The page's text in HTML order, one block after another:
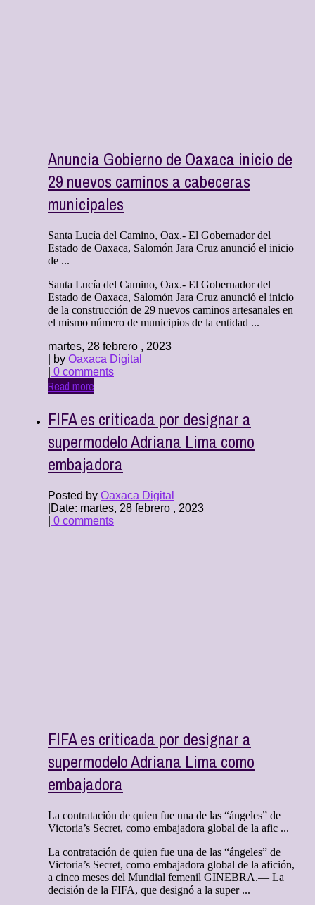
Anuncia Gobierno de Oaxaca inicio de
29 nuevos caminos a cabeceras
municipales
Santa Lucía del Camino, Oax.- El Gobernador del
Estado de Oaxaca, Salomón Jara Cruz anunció el inicio
de ...
Santa Lucía del Camino, Oax.- El Gobernador del
Estado de Oaxaca, Salomón Jara Cruz anunció el inicio
de la construcción de 29 nuevos caminos artesanales en
el mismo número de municipios de la entidad ...
martes, 28 febrero , 2023
| by Oaxaca Digital
0 comments
Read more
FIFA es criticada por designar a
supermodelo Adriana Lima como
embajadora
Posted by Oaxaca Digital
Date: martes, 28 febrero , 2023
0 comments
FIFA es criticada por designar a
supermodelo Adriana Lima como
embajadora
La contratación de quien fue una de las “ángeles” de
Victoria’s Secret, como embajadora global de la afic ...
La contratación de quien fue una de las “ángeles” de
Victoria’s Secret, como embajadora global de la afición,
a cinco meses del Mundial femenil GINEBRA.— La
decisión de la FIFA, que designó a la super ...